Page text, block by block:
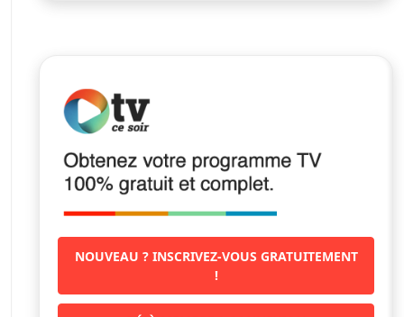
NOUVEAU ? INSCRIVEZ-VOUS GRATUITEMENT
!